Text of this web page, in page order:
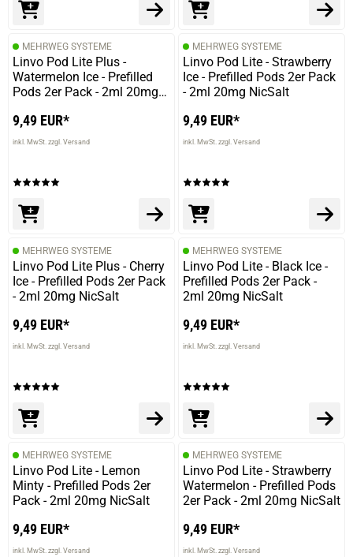
MEHRWEG SYSTEME
Linvo Pod Lite Plus -
Watermelon Ice - Prefilled
Pods 2er Pack - 2ml 20mg
9,49 EUR*
inkl. MwSt. zzgl. Versand
MEHRWEG SYSTEME
Linvo Pod Lite - Strawberry
Ice - Prefilled Pods 2er Pack
- 2ml 20mg NicSalt
9,49 EUR*
inkl. MwSt. zzgl. Versand
MEHRWEG SYSTEME
Linvo Pod Lite Plus - Cherry
Ice - Prefilled Pods 2er Pack
- 2ml 20mg NicSalt
9,49 EUR*
inkl. MwSt. zzgl. Versand
MEHRWEG SYSTEME
Linvo Pod Lite - Black Ice -
Prefilled Pods 2er Pack -
2ml 20mg NicSalt
9,49 EUR*
inkl. MwSt. zzgl. Versand
MEHRWEG SYSTEME
Linvo Pod Lite - Lemon
Minty - Prefilled Pods 2er
Pack - 2ml 20mg NicSalt
9,49 EUR*
inkl. MwSt. zzgl. Versand
MEHRWEG SYSTEME
Linvo Pod Lite - Strawberry
Watermelon - Prefilled Pods
2er Pack - 2ml 20mg NicSalt
9,49 EUR*
inkl. MwSt. zzgl. Versand